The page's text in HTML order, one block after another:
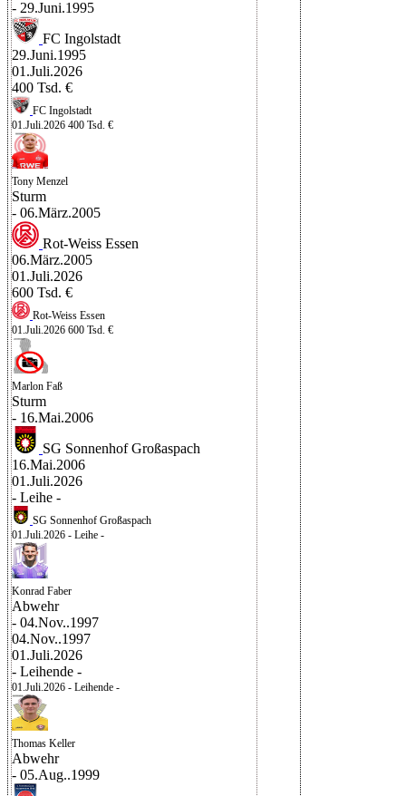
- 29.Juni.1995
FC Ingolstadt
29.Juni.1995
01.Juli.2026
400 Tsd. €
FC Ingolstadt
01.Juli.2026 400 Tsd. €
Tony Menzel
Sturm
- 06.März.2005
Rot-Weiss Essen
06.März.2005
01.Juli.2026
600 Tsd. €
Rot-Weiss Essen
01.Juli.2026 600 Tsd. €
Marlon Faß
Sturm
- 16.Mai.2006
SG Sonnenhof Großaspach
16.Mai.2006
01.Juli.2026
- Leihe -
SG Sonnenhof Großaspach
01.Juli.2026 - Leihe -
Konrad Faber
Abwehr
- 04.Nov..1997
04.Nov..1997
01.Juli.2026
- Leihende -
01.Juli.2026 - Leihende -
Thomas Keller
Abwehr
- 05.Aug..1999